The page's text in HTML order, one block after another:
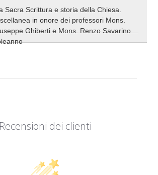
Sacra Scrittura e storia della Chiesa.
in onore dei professori Mons.
Ghiberti e Mons. Renzo Savarino
Recensioni dei clienti